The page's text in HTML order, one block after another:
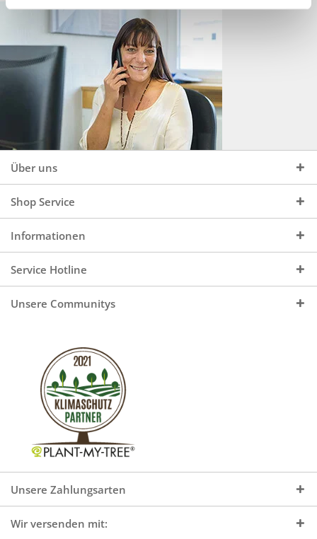
Über uns
Shop Service
Informationen
Service Hotline
Unsere Communitys
Unsere Zahlungsarten
Wir versenden mit: